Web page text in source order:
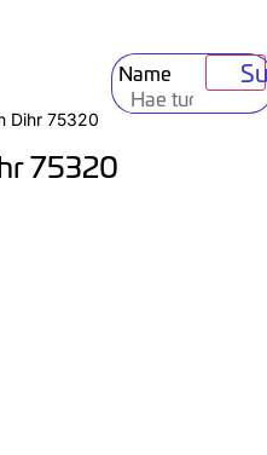
Name
Dihr 75320
75320